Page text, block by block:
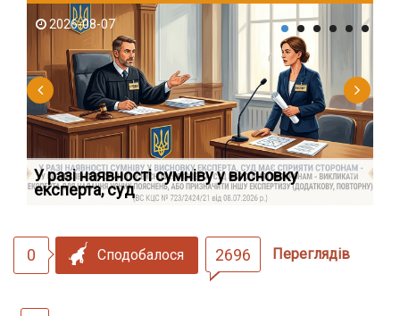
2026-08-07
У разі наявності сумніву у висновку
експерта, суд
0 Сподобалося 2696 Переглядів